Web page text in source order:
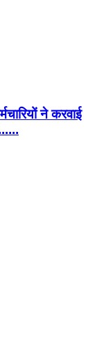
ने करवाई